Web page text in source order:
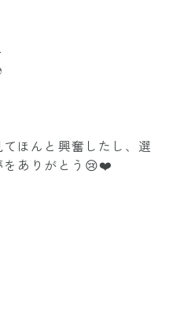
ほんと興奮したし、選
をありがとう😢❤️